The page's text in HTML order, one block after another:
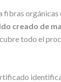
fibras
creado de
cubre todo el